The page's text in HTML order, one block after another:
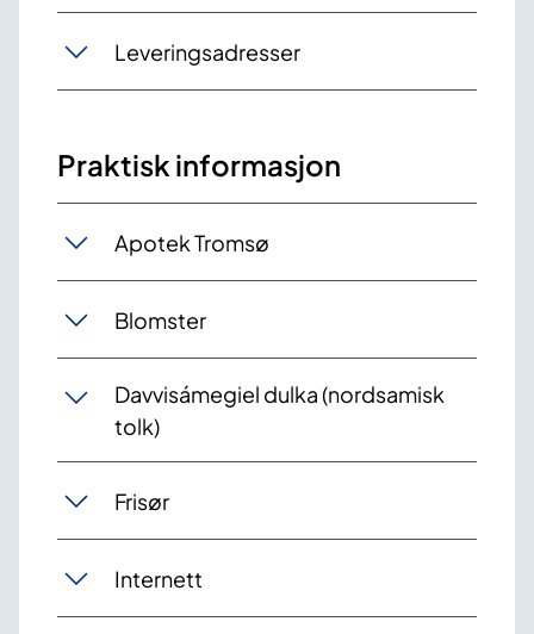
Leveringsadresser
Praktisk informasjon
Apotek Tromsø
Blomster
Davvisámegiel dulka (nordsamisk
tolk)
Frisør
Internett